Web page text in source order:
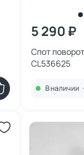
5 290 ₽
Спот
CL536625
В наличии •